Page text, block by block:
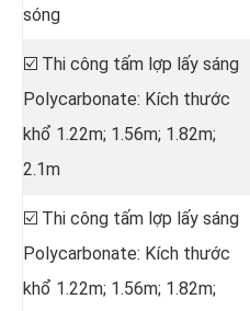
sóng
☑️ Thi công tấm lợp lấy sáng
Polycarbonate: Kích thước
khổ 1.22m; 1.56m; 1.82m;
2.1m
☑️ Thi công tấm lợp lấy sáng
Polycarbonate: Kích thước
khổ 1.22m; 1.56m; 1.82m;